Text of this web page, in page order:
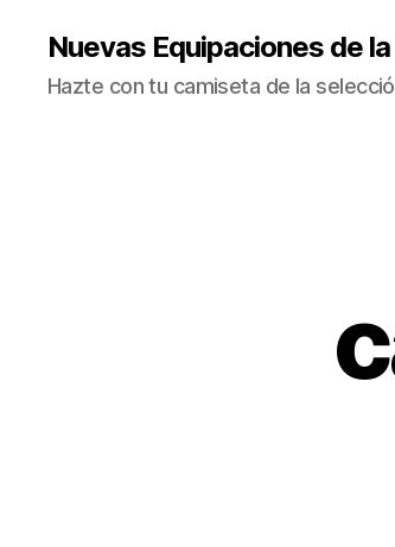
Nuevas Equipaciones de
Hazte con tu camiseta de la